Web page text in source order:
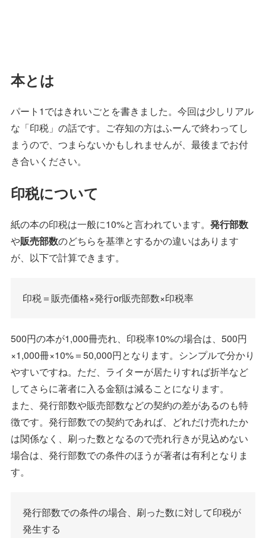
本とは
パート1ではきれいごとを書きました。今回は少しリアル
な「印税」の話です。ご存知の方はふーんで終わってし
まうので、つまらないかもしれませんが、最後までお付
き合いください。
印税について
紙の本の印税は一般に10%と言われています。 発行部数
や販売部数のどちらを基準とするかの違いはあります
が、以下で計算できます。
印税＝販売価格×発行or販売部数×印税率
500円の本が1,000冊売れ、印税率10%の場合は、500円
×1,000冊×10%＝50,000円となります。シンプルで分かり
やすいですね。ただ、ライターが居たりすれば折半など
してさらに著者に入る金額は減ることになります。
また、発行部数や販売部数などの契約の差があるのも特
徴です。発行部数での契約であれば、どれだけ売れたか
は関係なく、刷った数となるので売れ行きが見込めない
場合は、発行部数での条件のほうが著者は有利となりま
す。
発行部数での条件の場合、刷った数に対して印税が
発生する